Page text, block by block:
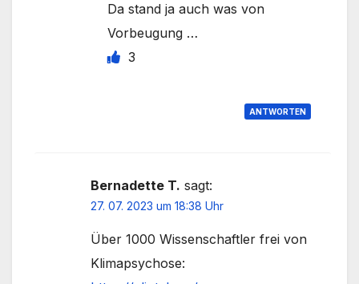
Da stand ja auch was von
Vorbeugung …
3
ANTWORTEN
Bernadette T. sagt:
27. 07. 2023 um 18:38 Uhr
Über 1000 Wissenschaftler frei von
Klimapsychose: